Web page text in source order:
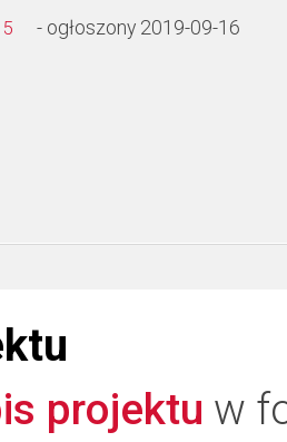
- ogłoszony 2019-09-16
projektu w